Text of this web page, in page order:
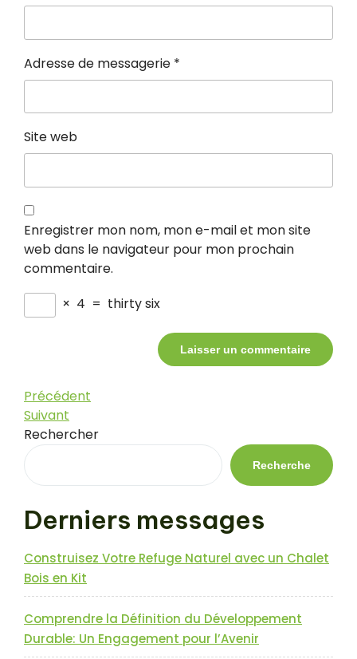
Adresse de messagerie *
Site web
Enregistrer mon nom, mon e-mail et mon site
web dans le navigateur pour mon prochain
commentaire.
× 4 = thirty six
Navigation
de
l’article
Article
précédent
Précédent
Article
suivant
Suivant
Rechercher
Recherche
Derniers messages
Construisez Votre Refuge Naturel avec un Chalet
Bois en Kit
Comprendre la Définition du Développement
Durable: Un Engagement pour l’Avenir